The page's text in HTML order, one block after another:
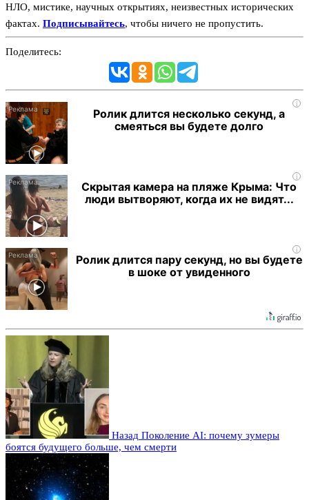
НЛО, мистике, научных открытиях, неизвестных исторических
фактах. Подписывайтесь, чтобы ничего не пропустить.
Поделитесь:
i
Ролик длится несколько секунд, а
смеяться вы будете долго
i
Скрытая камера на пляже Крыма: Что
люди вытворяют, когда их не видят...
i
Ролик длится пару секунд, но вы будете
в шоке от увиденного
Назад Поколение AI: почему зумеры
боятся будущего больше, чем смерти